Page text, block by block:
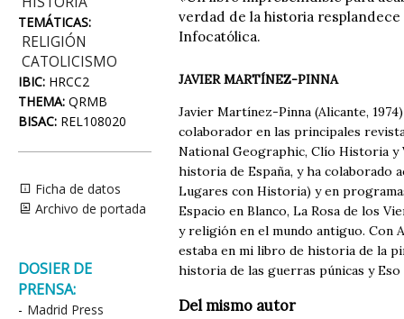
TEMÁTICAS:
RELIGIÓN
CATOLICISMO
IBIC: HRCC2
THEMA: QRMB
BISAC: REL108020
Ficha de datos
Archivo de portada
DOSIER DE
PRENSA:
- Madrid Press
verdad de la historia
Infocatólica.
JAVIER MARTÍNEZ-PINNA
Javier Martínez-Pinna (Alicante,
colaborador en las principales
National Geographic, Clío Historia y
historia de España, y ha colaborado
Lugares con Historia) y en
Espacio en Blanco, La Rosa de los
y religión en el mundo antiguo. Con
estaba en mi libro de historia de la
historia de las guerras púnicas y
Del mismo autor